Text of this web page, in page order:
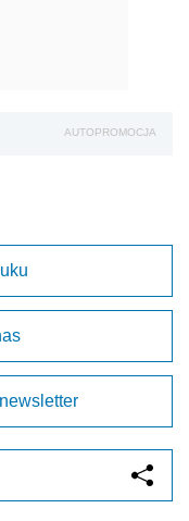
AUTOPROMOCJA